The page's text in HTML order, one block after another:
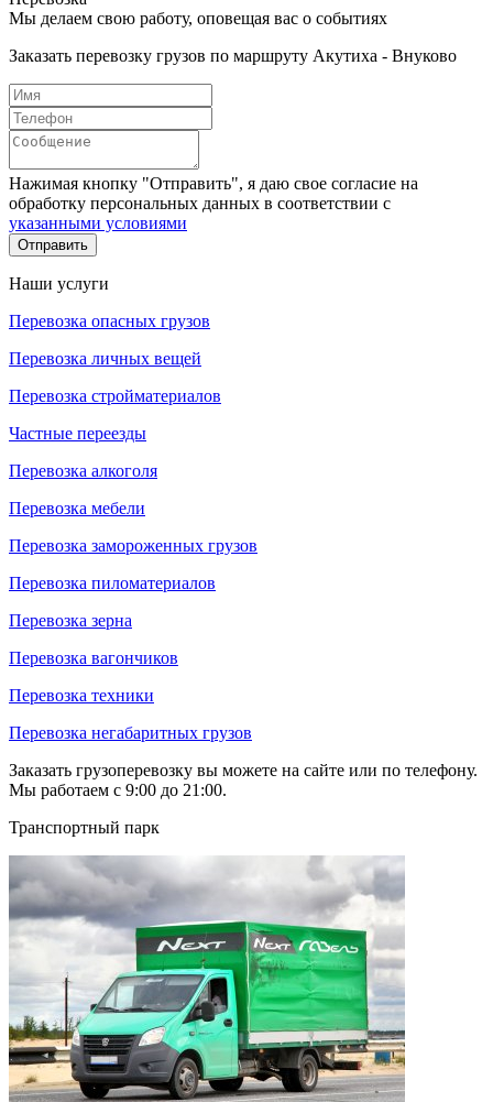
Мы делаем свою работу, оповещая вас о событиях
Заказать перевозку грузов по маршруту Акутиха - Внуково
Нажимая кнопку "Отправить", я даю свое согласие на
обработку персональных данных в соответствии с
указанными условиями
Отправить
Наши услуги
Перевозка опасных грузов
Перевозка личных вещей
Перевозка стройматериалов
Частные переезды
Перевозка алкоголя
Перевозка мебели
Перевозка замороженных грузов
Перевозка пиломатериалов
Перевозка зерна
Перевозка вагончиков
Перевозка техники
Перевозка негабаритных грузов
Заказать грузоперевозку вы можете на сайте или по телефону.
Мы работаем с 9:00 до 21:00.
Транспортный парк